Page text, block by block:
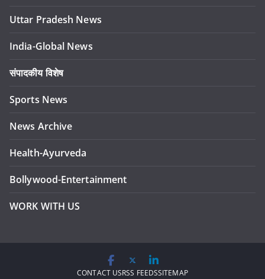
Uttar Pradesh News
India-Global News
संपादकीय विशेष
Sports News
News Archive
Health-Ayurveda
Bollywood-Entertainment
WORK WITH US
CONTACT USRSS FEEDSSITEMAP